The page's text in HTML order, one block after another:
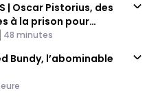
| Oscar Pistorius, des
à la prison pour
Time
48 minutes
Bundy, l’abominable